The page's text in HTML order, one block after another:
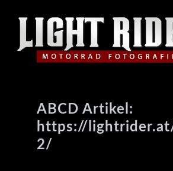
ABCD Artikel:
https://
2/